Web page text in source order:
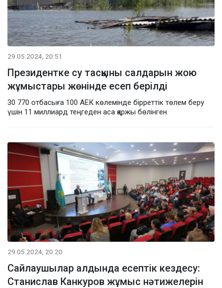
29.05.2024, 20:51
Президентке су тасқыны салдарын жою
жұмыстары жөнінде есеп берілді
30 770 отбасыға 100 АЕК көлемінде бірреттік төлем беру
үшін 11 миллиард теңгеден аса қаржы бөлінген
29.05.2024, 20:20
Сайлаушылар алдында есептік кездесу:
Станислав Канкуров жұмыс нәтижелерін